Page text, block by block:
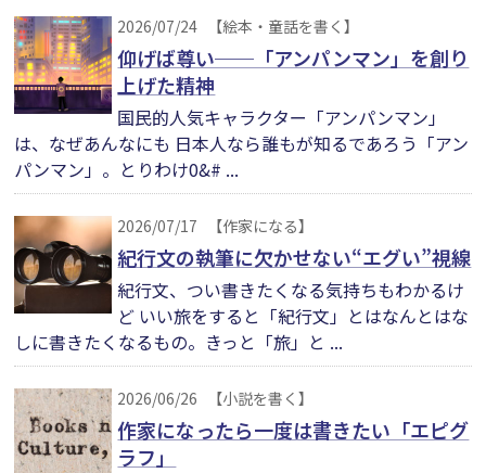
2026/07/24 【絵本・童話を書く】
仰げば尊い──「アンパンマン」を創り
上げた精神
国民的人気キャラクター「アンパンマン」
は、なぜあんなにも 日本人なら誰もが知るであろう「アン
パンマン」。とりわけ0&# ...
2026/07/17 【作家になる】
紀行文の執筆に欠かせない“エグい”視線
紀行文、つい書きたくなる気持ちもわかるけ
ど いい旅をすると「紀行文」とはなんとはな
しに書きたくなるもの。きっと「旅」と ...
2026/06/26 【小説を書く】
作家になったら一度は書きたい「エピグ
ラフ」